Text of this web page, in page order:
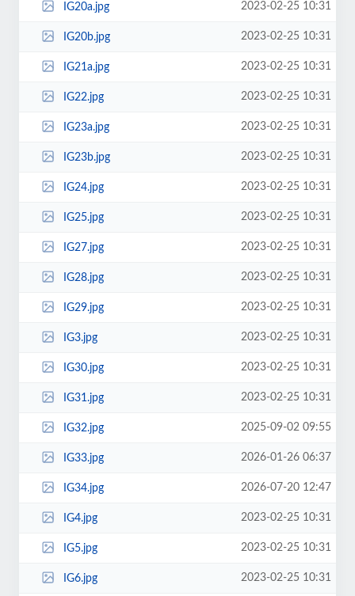
IG20a.jpg 2023-02-25 10:31
IG20b.jpg 2023-02-25 10:31
IG21a.jpg 2023-02-25 10:31
IG22.jpg 2023-02-25 10:31
IG23a.jpg 2023-02-25 10:31
IG23b.jpg 2023-02-25 10:31
IG24.jpg 2023-02-25 10:31
IG25.jpg 2023-02-25 10:31
IG27.jpg 2023-02-25 10:31
IG28.jpg 2023-02-25 10:31
IG29.jpg 2023-02-25 10:31
IG3.jpg 2023-02-25 10:31
IG30.jpg 2023-02-25 10:31
IG31.jpg 2023-02-25 10:31
IG32.jpg 2025-09-02 09:55
IG33.jpg 2026-01-26 06:37
IG34.jpg 2026-07-20 12:47
IG4.jpg 2023-02-25 10:31
IG5.jpg 2023-02-25 10:31
IG6.jpg 2023-02-25 10:31